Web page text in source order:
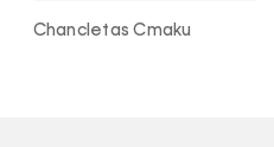
Chancletas Cmaku